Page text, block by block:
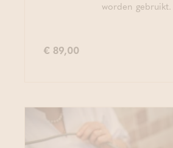
worden gebruikt.
€ 89,00